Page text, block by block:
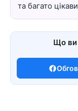
та багато
Що ви